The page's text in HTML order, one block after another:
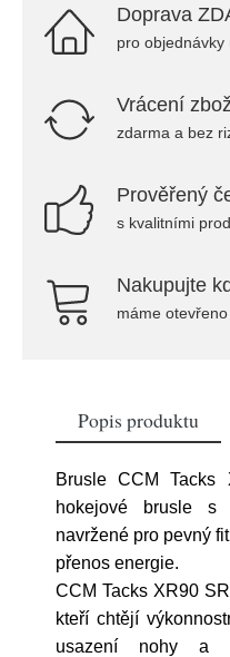
Doprava
pro objednávky
Vrácení
zdarma a bez
Prověřený
s kvalitními
Nakupujte
máme
Popis produktu
Brusle CCM Tacks
hokejové brusle s
navržené pro pevný
přenos energie.
CCM Tacks XR90
kteří chtějí
usazení nohy a